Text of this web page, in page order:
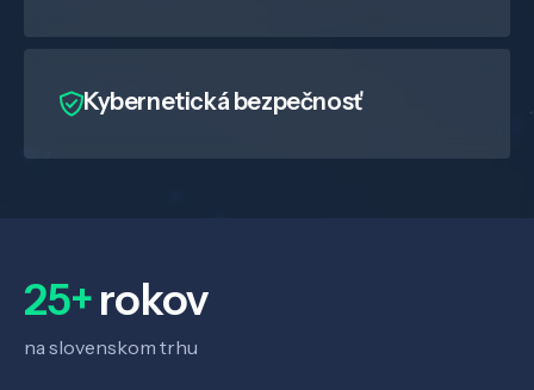
Kybernetická bezpečnosť
25+rokov
na slovenskom trhu